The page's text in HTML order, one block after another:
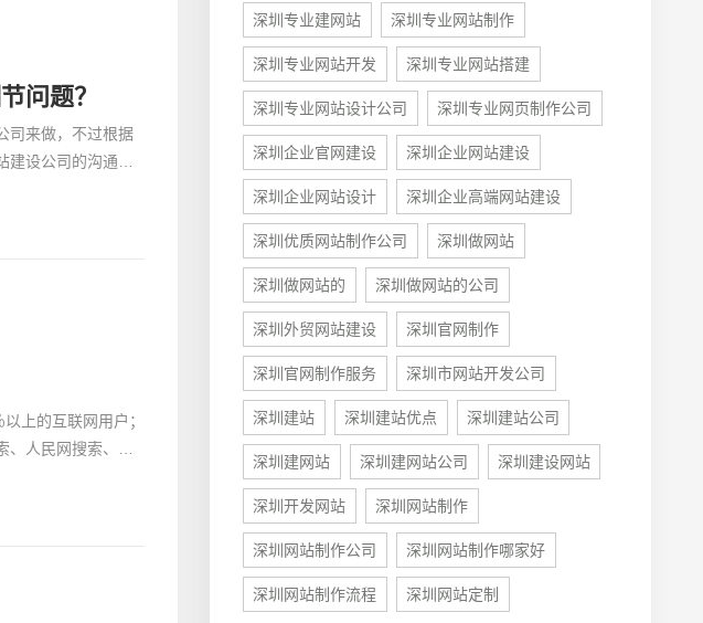
问题？
司来做，不过根据
建设公司的沟通经
、人民网搜索、上
深圳专业建网站 深圳专业网站制作
深圳专业网站开发 深圳专业网站搭建
深圳专业网站设计公司 深圳专业网页制作公司
深圳企业官网建设 深圳企业网站建设
深圳企业网站设计 深圳企业高端网站建设
深圳优质网站制作公司 深圳做网站
深圳做网站的 深圳做网站的公司
深圳外贸网站建设 深圳官网制作
深圳官网制作服务 深圳市网站开发公司
深圳建站 深圳建站优点 深圳建站公司
深圳建网站 深圳建网站公司 深圳建设网站
深圳开发网站 深圳网站制作
深圳网站制作公司 深圳网站制作哪家好
深圳网站制作流程 深圳网站定制
0755-
创意品牌型网站 · 标准企业官网建设 · 外贸网站设计